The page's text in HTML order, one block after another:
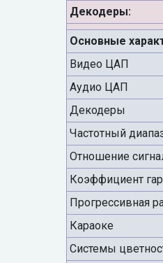
Декодеры:
Основные
Видео ЦАП
Аудио ЦАП
Декодеры
Частотный
Отношение
Коэффициент
Прогрессивная
Караоке
Системы